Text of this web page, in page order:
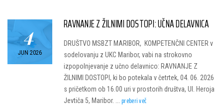
4
JUN 2026
RAVNANJE Z ŽILNIMI DOSTOPI: UČNA DELAVNICA
DRUŠTVO MSBZT MARIBOR, KOMPETENČNI CENTER v
sodelovanju z UKC Maribor, vabi na strokovno
izpopolnjevanje z učno delavnico: RAVNANJE Z
ŽILNIMI DOSTOPI, ki bo potekala v četrtek, 04. 06. 2026
s pričetkom ob 16.00 uri v prostorih društva, Ul. Heroja
Jevtiča 5, Maribor. ... preberi več